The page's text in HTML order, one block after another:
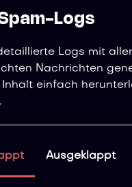
Logs
Logs mit
Nachrichten
Inhalt einfach
Ausgeklappt